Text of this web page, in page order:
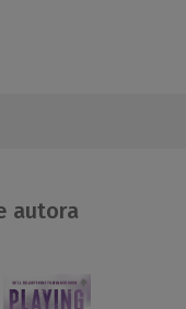
autora